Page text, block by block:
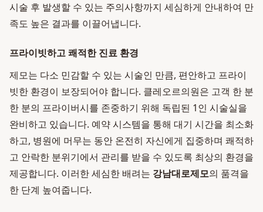
시술 후 발생할 수 있는 주의사항까지 세심하게 안내하여 만
족도 높은 결과를 이끌어냅니다.
프라이빗하고 쾌적한 진료 환경
제모는 다소 민감할 수 있는 시술인 만큼, 편안하고 프라이
빗한 환경이 보장되어야 합니다. 클레오르의원은 고객 한 분
한 분의 프라이버시를 존중하기 위해 독립된 1인 시술실을
완비하고 있습니다. 예약 시스템을 통해 대기 시간을 최소화
하고, 병원에 머무는 동안 온전히 자신에게 집중하며 쾌적하
고 안락한 분위기에서 관리를 받을 수 있도록 최상의 환경을
제공합니다. 이러한 세심한 배려는 강남대로제모의 품격을
한 단계 높여줍니다.